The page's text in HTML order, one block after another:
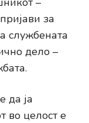
за
службената
дело –
да ја
во целост е